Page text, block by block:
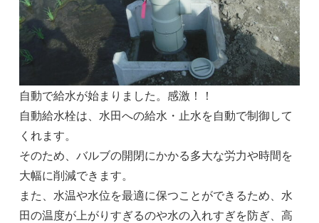
自動で給水が始まりました。感激！！
自動給水栓は、水田への給水・止水を自動で制御して
くれます。
そのため、バルブの開閉にかかる多大な労力や時間を
大幅に削減できます。
また、水温や水位を最適に保つことができるため、水
田の温度が上がりすぎるのや水の入れすぎを防ぎ、高